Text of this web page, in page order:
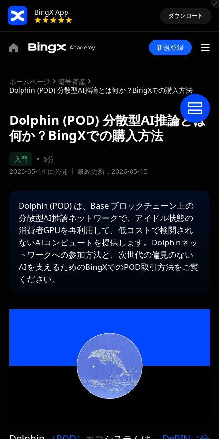
BingX App
ダウンロード
新規登録
ホームページ
暗号資産
Dolphin (POD) 分散型AI推論とは何か？BingXでの購入方法
Dolphin (POD) 分散型AI推論とは
何か？BingXでの購入方法
入門
6分
2026-05-14 に公開
最終更新：2026-05-15
Dolphin (POD) は、Base ブロックチェーン上の
分散型AI推論ネットワークで、アイドル状態の
消費者GPUを再利用して、低コストで検閲され
ないAIコンピュートを提供します。Dolphinネッ
トワークへの参加方法と、次世代の偏見のない
AIを支えるためのBingXでのPOD取引方法をご覧
ください。